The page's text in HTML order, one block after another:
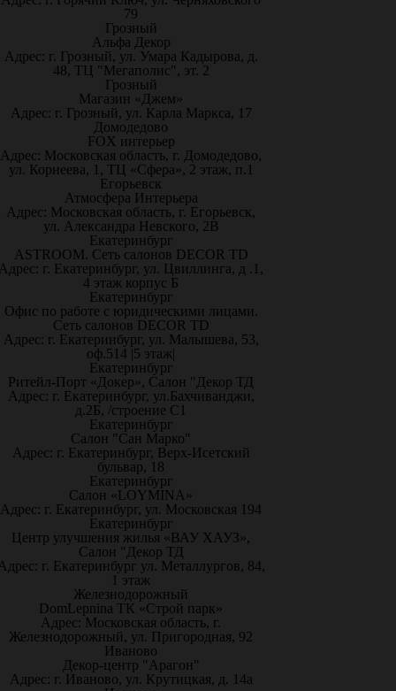
79
Грозный
Альфа Декор
Адрес: г. Грозный, ул. Умара Кадырова, д.
48, ТЦ "Мегаполис", эт. 2
Грозный
Магазин «Джем»
Адрес: г. Грозный, ул. Карла Маркса, 17
Домодедово
FOX интерьер
Адрес: Московская область, г. Домодедово,
ул. Корнеева, 1, ТЦ «Сфера», 2 этаж, п.1
Егорьевск
Атмосфера Интерьера
Адрес: Московская область, г. Егорьевск,
ул. Александра Невского, 2В
Екатеринбург
ASTROOM. Сеть салонов DECOR TD
г. Екатеринбург, ул. Цвиллинга, д .1,
4 этаж корпус Б
Екатеринбург
Офис по работе с юридическими лицами.
Сеть салонов DECOR TD
Адрес: г. Екатеринбург, ул. Малышева, 53,
оф.514 |5 этаж|
Екатеринбург
Ритейл-Порт «Докер», Салон "Декор ТД
Адрес: г. Екатеринбург, ул.Бахчиванджи,
д.2Б, /строение С1
Екатеринбург
Салон "Сан Марко"
Адрес: г. Екатеринбург, Верх-Исетский
бульвар, 18
Екатеринбург
Салон «LOYMINA»
Адрес: г. Екатеринбург, ул. Московская 194
Екатеринбург
Центр улучшения жилья «ВАУ ХАУЗ»,
Салон "Декор ТД
г. Екатеринбург ул. Металлургов, 84,
1 этаж
Железнодорожный
DomLepnina ТК «Строй парк»
Адрес: Московская область, г.
Железнодорожный, ул. Пригородная, 92
Иваново
Декор-центр "Арагон"
Адрес: г. Иваново, ул. Крутицкая, д. 14а